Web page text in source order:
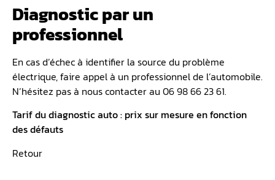
Diagnostic par un
professionnel
En cas d’échec à identifier la source du problème
électrique, faire appel à un professionnel de l’automobile.
N’hésitez pas à nous contacter au 06 98 66 23 61.
Tarif du diagnostic auto : prix sur mesure en fonction
des défauts
Retour